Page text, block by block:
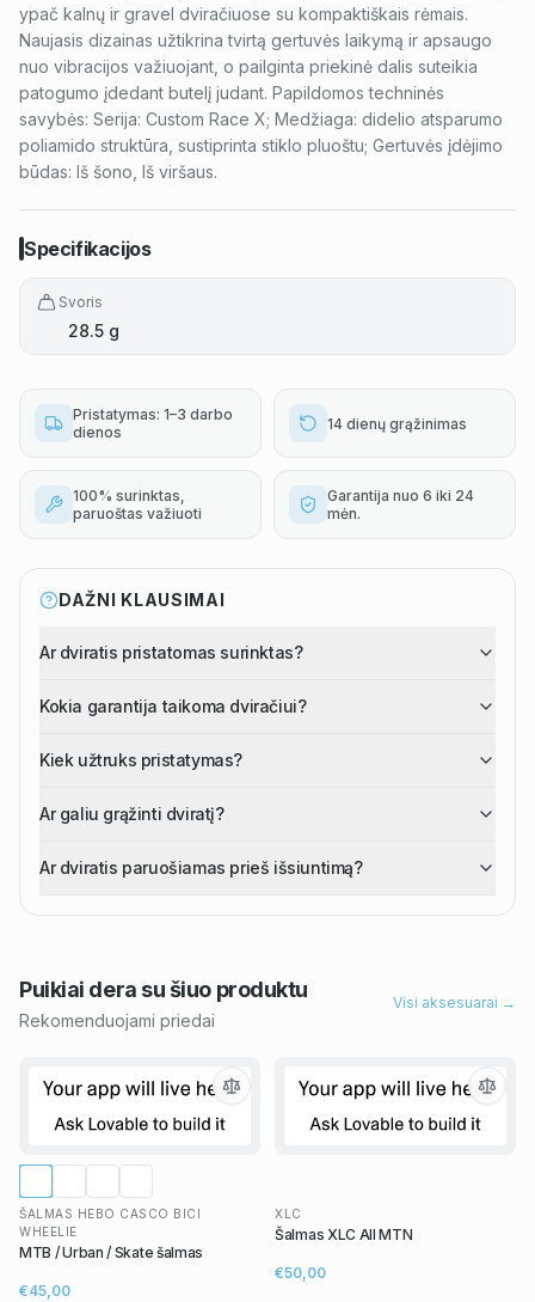
ypač kalnų ir gravel dviračiuose su kompaktiškais rėmais.
Naujasis dizainas užtikrina tvirtą gertuvės laikymą ir apsaugo
nuo vibracijos važiuojant, o pailginta priekinė dalis suteikia
patogumo įdedant butelį judant. Papildomos techninės
savybės: Serija: Custom Race X; Medžiaga: didelio atsparumo
poliamido struktūra, sustiprinta stiklo pluoštu; Gertuvės įdėjimo
būdas: Iš šono, Iš viršaus.
Specifikacijos
Svoris
28.5 g
Pristatymas: 1–3 darbo
dienos
14 dienų grąžinimas
100% surinktas,
paruoštas važiuoti
Garantija nuo 6 iki 24
mėn.
DAŽNI KLAUSIMAI
Ar dviratis pristatomas surinktas?
Kokia garantija taikoma dviračiui?
Kiek užtruks pristatymas?
Ar galiu grąžinti dviratį?
Ar dviratis paruošiamas prieš išsiuntimą?
Puikiai dera su šiuo produktu
Rekomenduojami priedai
Visi aksesuarai →
ŠALMAS HEBO CASCO BICI
WHEELIE
MTB / Urban / Skate šalmas
€45,00
XLC
Šalmas XLC All MTN
€50,00